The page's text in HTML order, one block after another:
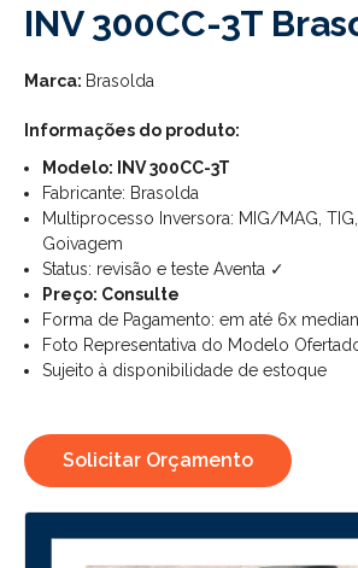
INV 300CC-3T
Marca: Brasolda
Informações do produto:
Modelo: INV 300CC-3T
Fabricante: Brasolda
Multiprocesso Inversora: MIG/MAG,
Goivagem
Status: revisão e teste Aventa ✓
Preço: Consulte
Forma de Pagamento: em até 6x
Foto Representativa do Modelo
Sujeito à disponibilidade de estoque
Solicitar Orçamento